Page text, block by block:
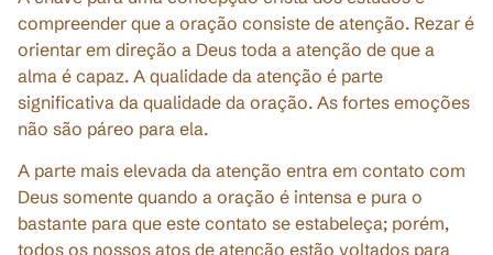
compreender que a oração consiste de atenção. Rezar é
orientar em direção a Deus toda a atenção de que a
alma é capaz. A qualidade da atenção é parte
significativa da qualidade da oração. As fortes emoções
não são páreo para ela.
A parte mais elevada da atenção entra em contato com
Deus somente quando a oração é intensa e pura o
bastante para que este contato se estabeleça; porém,
todos os nossos atos de atenção estão voltados para